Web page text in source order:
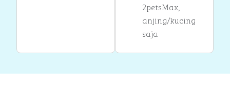
2petsMax,
anjing/kucing
saja